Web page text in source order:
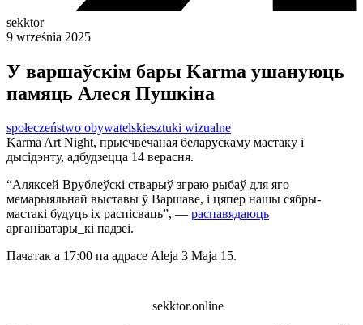
sekktor
9 września 2025
У варшаўскім бары Karma ушануюць
памяць Алеся Пушкіна
społeczeństwo obywatelskiesztuki wizualne
Karma Art Night, прысчвечаная беларускаму мастаку і
дысідэнту, адбудзецца 14 верасня.
“Аляксей Врублеўскі стварыў зграю рыбаў для яго
мемарыяльнай выставы ў Варшаве, і цяпер нашы сябры-
мастакі будуць іх распісваць”, — распавядаюць
арганізатары_кі падзеі.
Пачатак а 17:00 па адрасе Aleja 3 Maja 15.
sekktor.online